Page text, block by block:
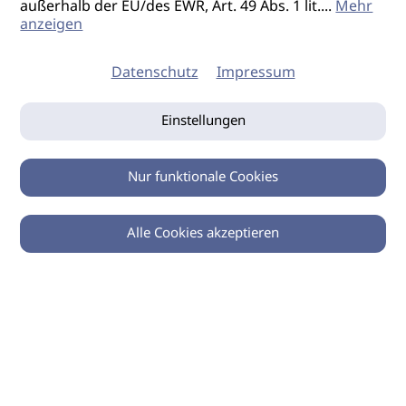
0
außerhalb der EU/des EWR, Art. 49 Abs. 1 lit....Mehr
anzeigen
Datenschutz Impressum
Einstellungen
Nur funktionale Cookies
Alle Cookies akzeptieren